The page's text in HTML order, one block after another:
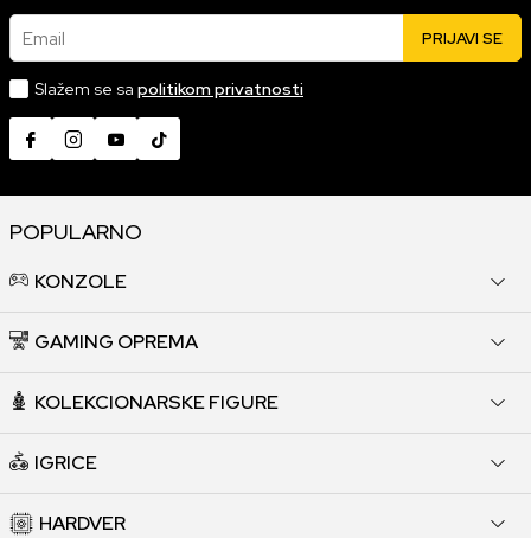
Email PRIJAVI SE
Slažem se sa politikom privatnosti
POPULARNO
KONZOLE
GAMING OPREMA
KOLEKCIONARSKE FIGURE
IGRICE
HARDVER